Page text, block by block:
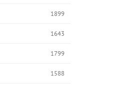
1899
1643
1799
1588